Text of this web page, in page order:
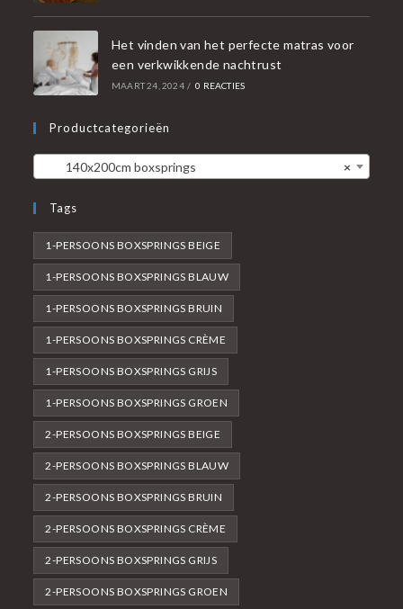
Het vinden van het perfecte matras voor
een verkwikkende nachtrust
MAART 24, 2024 / 0 REACTIES
Productcategorieën
×
140x200cm boxsprings
Tags
1-PERSOONS BOXSPRINGS BEIGE
1-PERSOONS BOXSPRINGS BLAUW
1-PERSOONS BOXSPRINGS BRUIN
1-PERSOONS BOXSPRINGS CRÈME
1-PERSOONS BOXSPRINGS GRIJS
1-PERSOONS BOXSPRINGS GROEN
2-PERSOONS BOXSPRINGS BEIGE
2-PERSOONS BOXSPRINGS BLAUW
2-PERSOONS BOXSPRINGS BRUIN
2-PERSOONS BOXSPRINGS CRÈME
2-PERSOONS BOXSPRINGS GRIJS
2-PERSOONS BOXSPRINGS GROEN